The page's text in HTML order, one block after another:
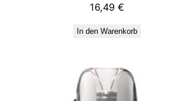
16,49 €
In den Warenkorb